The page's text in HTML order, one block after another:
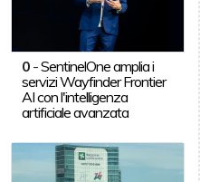
0 -SentinelOne amplia i
servizi Wayfinder Frontier
AI con l'intelligenza
artificiale avanzata